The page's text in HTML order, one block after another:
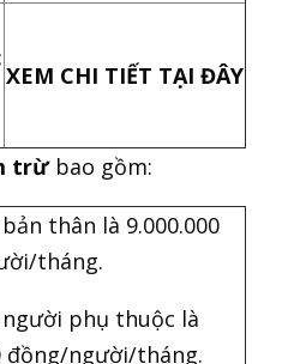
XEM CHI TIẾT TẠI ĐÂY
trừbao gồm:
thân là 9.000.000
tháng.
phụ thuộc là
đồng/người/tháng.